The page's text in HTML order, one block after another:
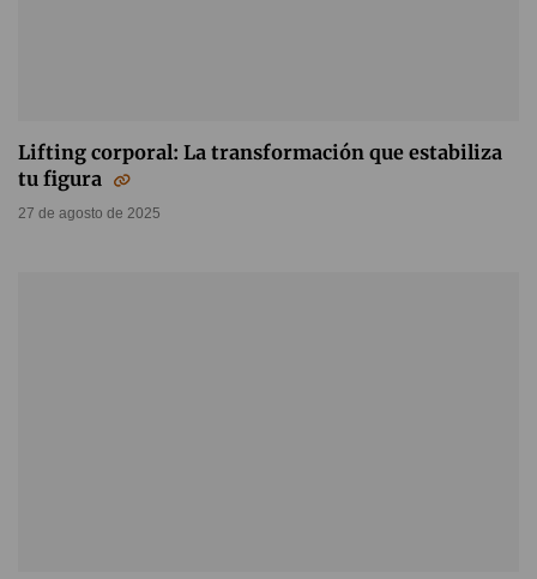
Lifting corporal: La transformación que estabiliza
tu figura
27 de agosto de 2025